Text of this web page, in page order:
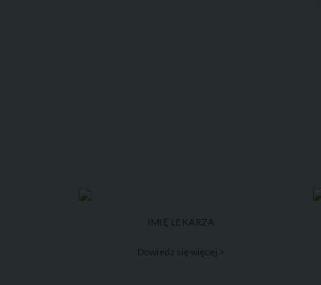
IMIĘ LEKARZA
Dowiedz się więcej >